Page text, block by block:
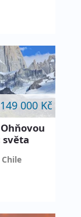
149 000 Kč
světa
Chile